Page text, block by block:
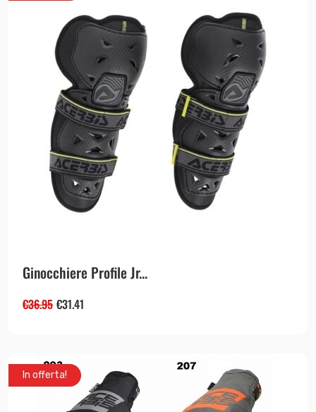
Ginocchiere Profile Jr...
€36.95 €31.41
In offerta!